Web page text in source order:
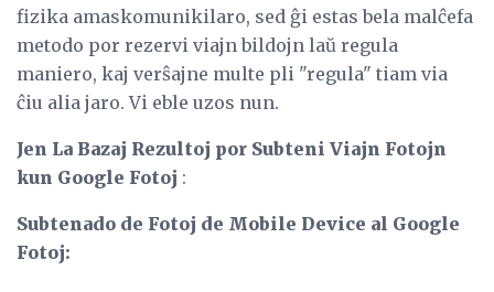
fizika amaskomunikilaro, sed ĝi estas bela malĉefa
metodo por rezervi viajn bildojn laŭ regula
maniero, kaj verŝajne multe pli "regula" tiam via
ĉiu alia jaro. Vi eble uzos nun.
Jen La Bazaj Rezultoj por Subteni Viajn Fotojn
kun Google Fotoj :
Subtenado de Fotoj de Mobile Device al Google
Fotoj: